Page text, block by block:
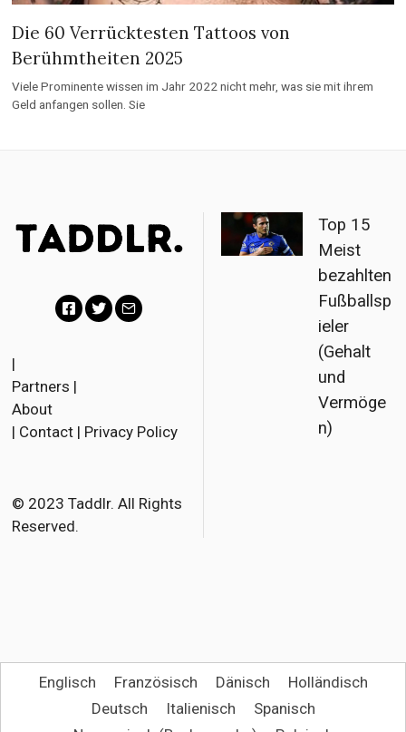
Die 60 Verrücktesten Tattoos von
Berühmtheiten 2025
Viele Prominente wissen im Jahr 2022 nicht mehr, was sie mit ihrem
Geld anfangen sollen. Sie
c
o
k
r
l
|
Partners |
About
| Contact | Privacy Policy
© 2023 Taddlr. All Rights
Reserved.
Top 15
Meist
bezahlten
Fußballsp
ieler
(Gehalt
und
Vermöge
n)
Englisch Französisch Dänisch
Holländisch
Deutsch
Italienisch
Spanisch